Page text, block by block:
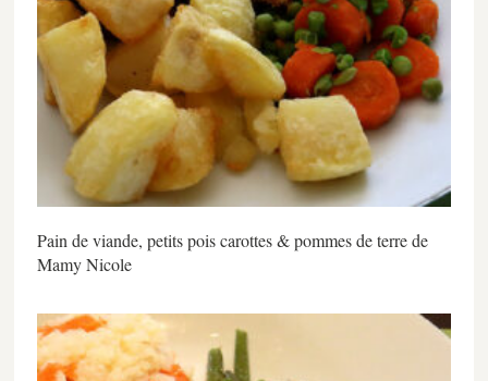
Pain de viande, petits pois carottes & pommes de terre de
Mamy Nicole